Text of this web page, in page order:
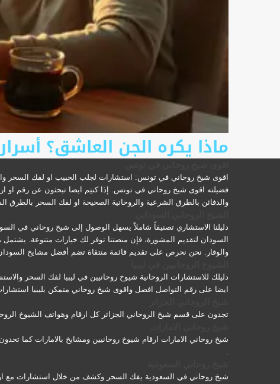
ماذا يكره الجن العاشق؟
اقوى شيخ روحاني في تونس: استشارات لجلب الحبيب او لفك السحر
فضيلته اقوى شيخ روحاني في تونس. إذا كنتِم ايضا تبحثون عن رقم او
والدفائن بالطرق الشرعية والروحانية الصحيحة او لفك السحر بالطرق
دليلنا الاستشاري تصنيفاً شاملاً يسهل الوصول إلى شيخ روحاني في
السودان لتقديم المشورة، فإن منصتنا توفر لك خيارات متنوعة.
والوقار. نحن نحرص على تقديم قائمة منتقاة تضم أفضل مشايخ
دليلك للاستشارات الروحانية شيوخ روحانيين في ليبيا لفك السحر
ايضا على رقم التواصل افضل واقوى شيخ روحاني متمكن بليبيا
تجدون على قسم شيخ الروحاني الجزائر كل ارقام وهواتف الشيوخ
شيخ روحاني الامارات ارقام شيوخ روحانيين ومشايخ بالامارات كما
شيخ روحاني في السعودية يفك السحر وكشف من خلال استشارات مع